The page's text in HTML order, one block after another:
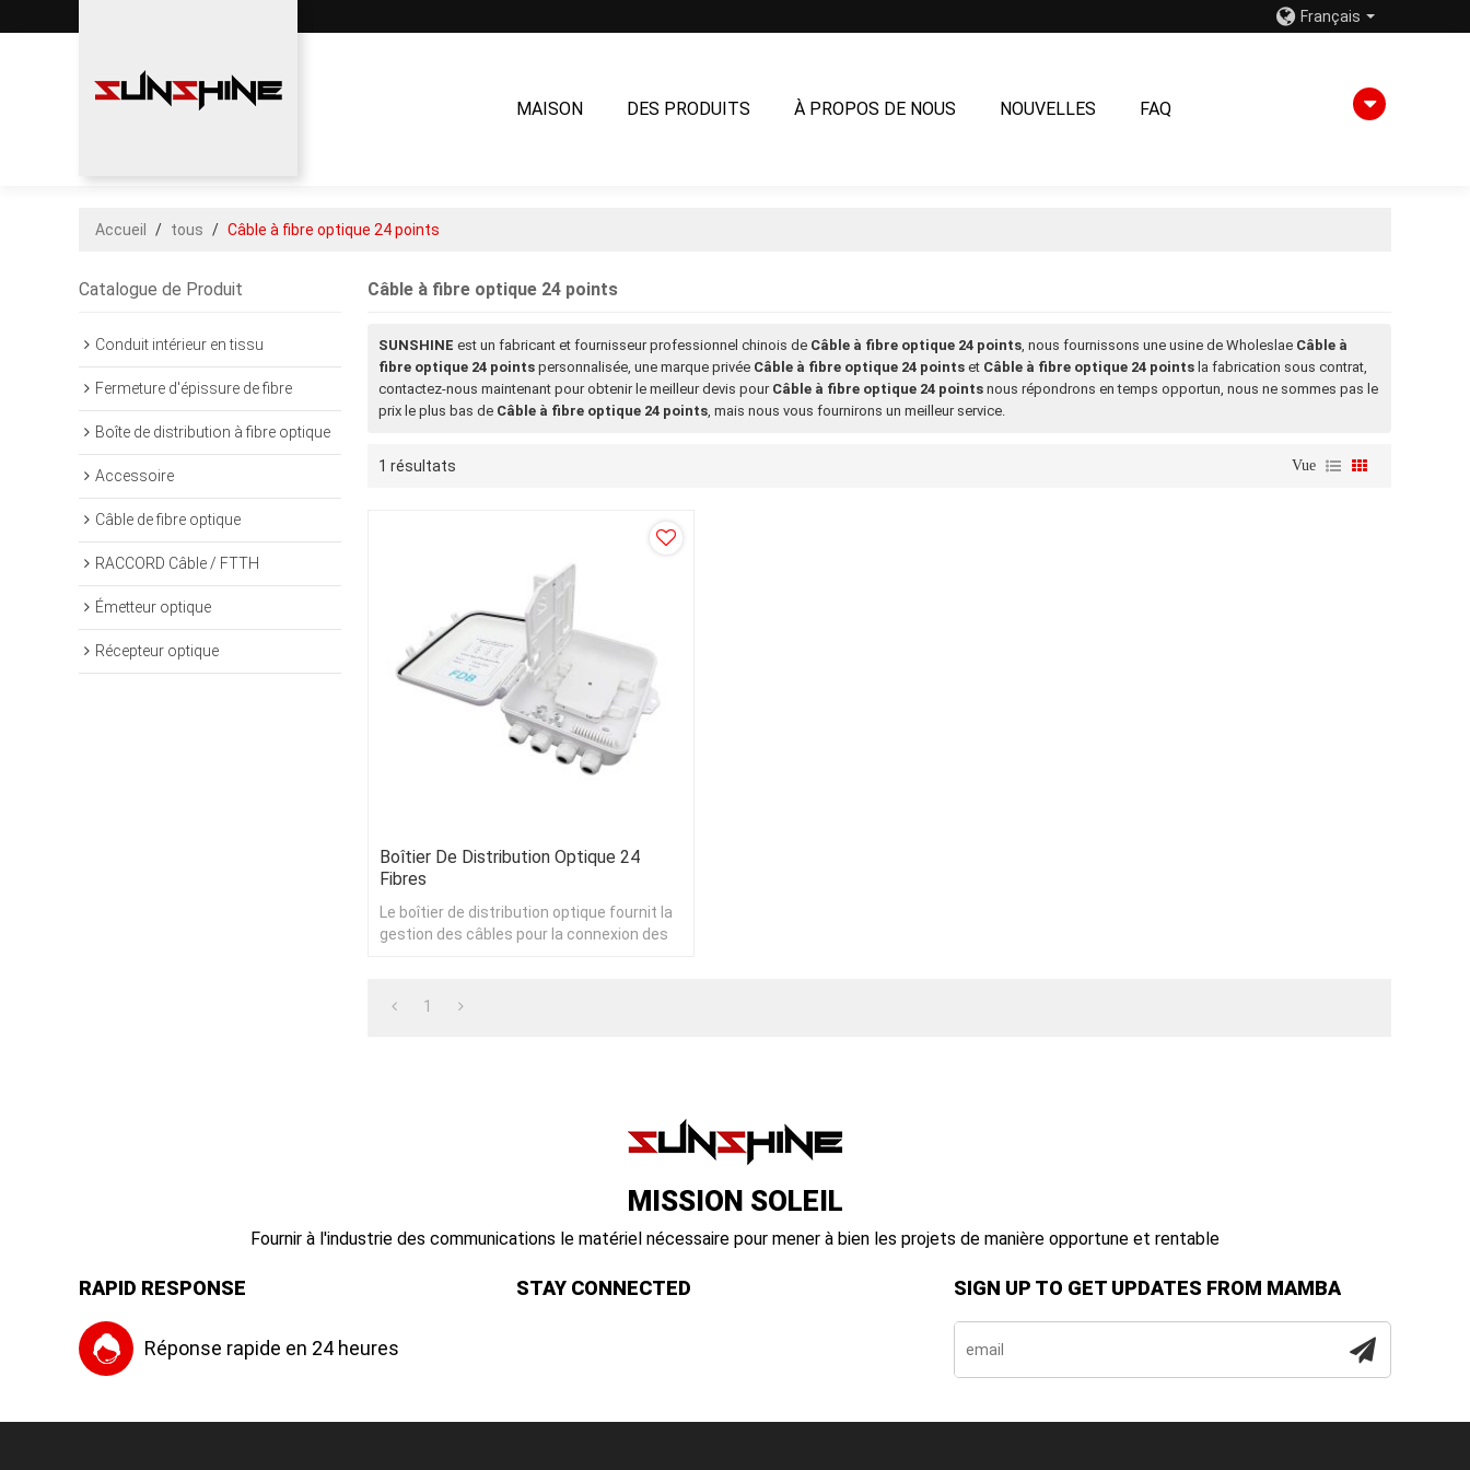
Français
MAISON DES PRODUITS À PROPOS DE NOUS NOUVELLES FAQ
Accueil / tous / Câble à fibre optique 24 points
Catalogue de Produit
Conduit intérieur en tissu
Fermeture d'épissure de fibre
Boîte de distribution à fibre optique
Accessoire
Câble de fibre optique
RACCORD Câble / FTTH
Émetteur optique
Récepteur optique
Câble à fibre optique 24 points
SUNSHINE est un fabricant et fournisseur professionnel chinois de Câble à fibre optique 24 points, nous fournissons une usine de Wholeslae Câble à
fibre optique 24 points personnalisée, une marque privée Câble à fibre optique 24 points et Câble à fibre optique 24 points la fabrication sous contrat,
contactez-nous maintenant pour obtenir le meilleur devis pour Câble à fibre optique 24 points nous répondrons en temps opportun, nous ne sommes pas le
prix le plus bas de Câble à fibre optique 24 points, mais nous vous fournirons un meilleur service.
1 résultats Vue
Boîtier De Distribution Optique 24
Fibres
Le boîtier de distribution optique fournit la
gestion des câbles pour la connexion des
1
MISSION SOLEIL
Fournir à l'industrie des communications le matériel nécessaire pour mener à bien les projets de manière opportune et rentable
RAPID RESPONSE
Réponse rapide en 24 heures
STAY CONNECTED SIGN UP TO GET UPDATES FROM MAMBA